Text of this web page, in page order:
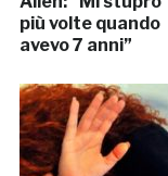
più volte quando
avevo 7 anni”